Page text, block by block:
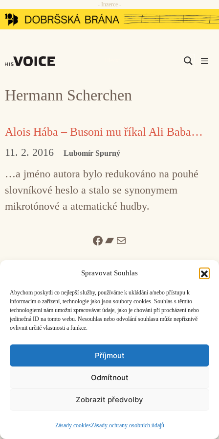
Spravovat Souhlas
Abychom poskytli co nejlepší služby, používáme k ukládání a/nebo přístupu k
informacím o zařízení, technologie jako jsou soubory cookies. Souhlas s těmito
technologiemi nám umožní zpracovávat údaje, jako je chování při procházení nebo
jedinečná ID na tomto webu. Nesouhlas nebo odvolání souhlasu může nepříznivě
ovlivnit určité vlastnosti a funkce.
Příjmout
Odmítnout
Zobrazit předvolby
Zásady cookiesZásady ochrany osobních údajů
Přeskočit
na
- Inzerce -
Hermann Scherchen
Alois Hába – Busoni mu říkal Ali Baba…
11. 2. 2016 Lubomír Spurný
…a jméno autora bylo redukováno na pouhé
slovníkové heslo a stalo se synonymem
mikrotónové a atematické hudby.
Facebook
Bandcamp
Mail
ČASOPIS O JINÉ HUDBĚ | vydává Hudební informační středisko|
založeno 2001 | Kontaktujte nás:info@hisvoice.cz
©2026 HISvoice – design a admin